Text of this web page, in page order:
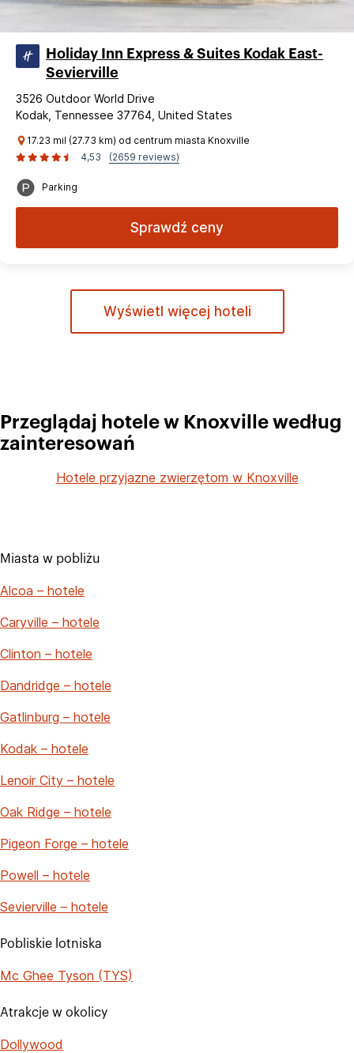
Holiday Inn Express & Suites Kodak East-
Sevierville
3526 Outdoor World Drive
Kodak, Tennessee 37764, United States
17.23 mil (27.73 km) od centrum miasta Knoxville
4,53
(2659 reviews)
Parking
Sprawdź ceny
Wyświetl więcej hoteli
Przeglądaj hotele w Knoxville według
zainteresowań
Hotele przyjazne zwierzętom w Knoxville
Miasta w pobliżu
Alcoa – hotele
Caryville – hotele
Clinton – hotele
Dandridge – hotele
Gatlinburg – hotele
Kodak – hotele
Lenoir City – hotele
Oak Ridge – hotele
Pigeon Forge – hotele
Powell – hotele
Sevierville – hotele
Pobliskie lotniska
Mc Ghee Tyson (TYS)
Atrakcje w okolicy
Dollywood